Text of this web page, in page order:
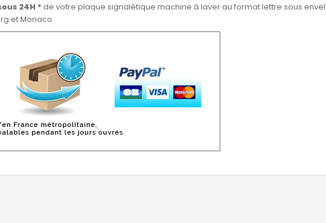
24H * de votre plaque signalétique machine à laver au format lettre sous
et Monaco.